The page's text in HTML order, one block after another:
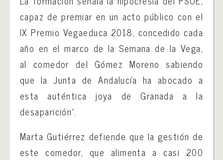
capaz de premiar en un acto público con el
IX Premio Vegaeduca 2018, concedido cada
año en el marco de la Semana de la Vega,
al comedor del Gómez Moreno sabiendo
que la Junta de Andalucía ha abocado a
esta auténtica joya de Granada a la
desaparición”.
Marta Gutiérrez defiende que la gestión de
este comedor, que alimenta a casi 200